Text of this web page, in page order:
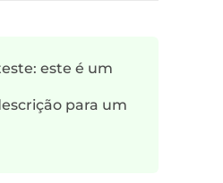
este é um
para um